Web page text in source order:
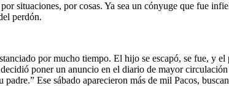
situaciones, por cosas. Ya sea un cónyuge que fue
perdón.
por mucho tiempo. El hijo se escapó, se fue, y
poner un anuncio en el diario de mayor
Ese sábado aparecieron más de mil Pacos,